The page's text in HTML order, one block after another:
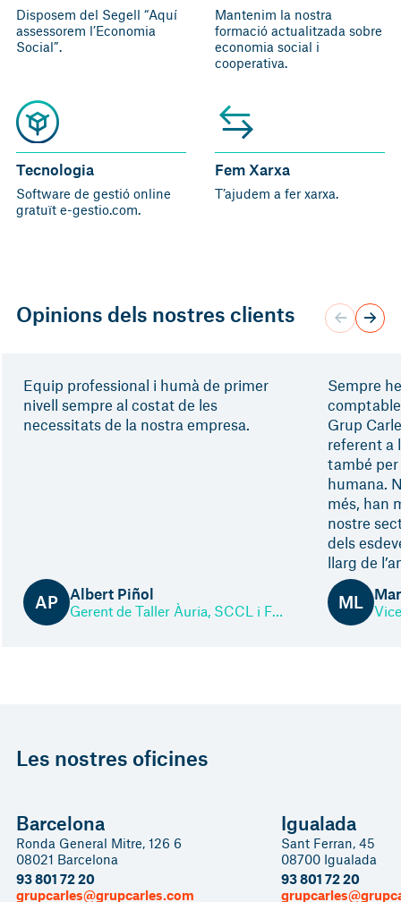
Disposem del Segell “Aquí
assessorem l’Economia
Social”.
Mantenim la nostra
formació actualitzada sobre
economia social i
cooperativa.
Tecnologia
Software de gestió online
gratuït e-gestio.com.
Fem Xarxa
T’ajudem a fer xarxa.
Opinions dels nostres clients
AP Albert Piñol
Gerent de Taller Àuria, SCCL i Fundació Privada Àuria
Equip professional i humà de primer
nivell sempre al costat de les
necessitats de la nostra empresa.
ML
Sempre
Grup
referent a
també
humana.
més, han
nostre
dels
llarg de
Les nostres oficines
Barcelona
Ronda General Mitre, 126 6
08021 Barcelona
93 801 72 20
grupcarles@grupcarles.com
Igualada
Sant Ferran, 45
08700 Igualada
93 801 72 20